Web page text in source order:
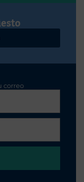
correo